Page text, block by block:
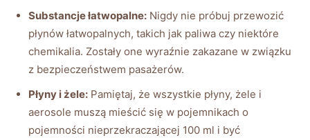
Substancje łatwopalne: Nigdy nie próbuj przewozić
płynów łatwopalnych, takich jak paliwa czy niektóre
chemikalia. Zostały one wyraźnie zakazane w związku
z bezpieczeństwem pasażerów.
Płyny i żele: Pamiętaj, że wszystkie płyny, żele i
aerosole muszą mieścić się w pojemnikach o
pojemności nieprzekraczającej 100 ml i być